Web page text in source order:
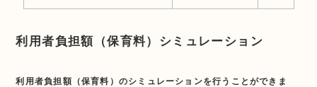
利用者負担額（保育料）シミュレーション
利用者負担額（保育料）のシミュレーションを行うことができま